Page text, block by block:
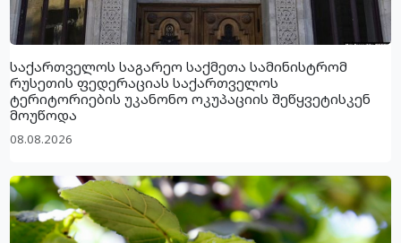
საქართველოს საგარეო საქმეთა სამინისტრომ
რუსეთის ფედერაციას საქართველოს
ტერიტორიების უკანონო ოკუპაციის შეწყვეტისკენ
მოუწოდა
08.08.2026